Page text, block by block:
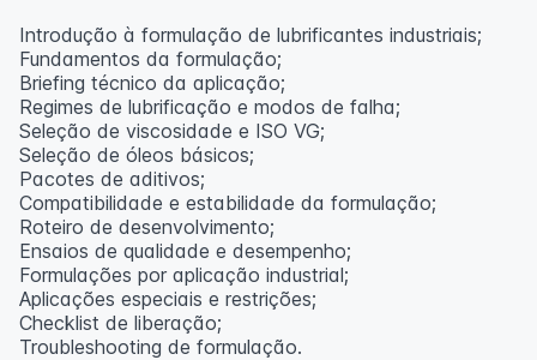
Introdução à formulação de lubrificantes industriais;
Fundamentos da formulação;
Briefing técnico da aplicação;
Regimes de lubrificação e modos de falha;
Seleção de viscosidade e ISO VG;
Seleção de óleos básicos;
Pacotes de aditivos;
Compatibilidade e estabilidade da formulação;
Roteiro de desenvolvimento;
Ensaios de qualidade e desempenho;
Formulações por aplicação industrial;
Aplicações especiais e restrições;
Checklist de liberação;
Troubleshooting de formulação.